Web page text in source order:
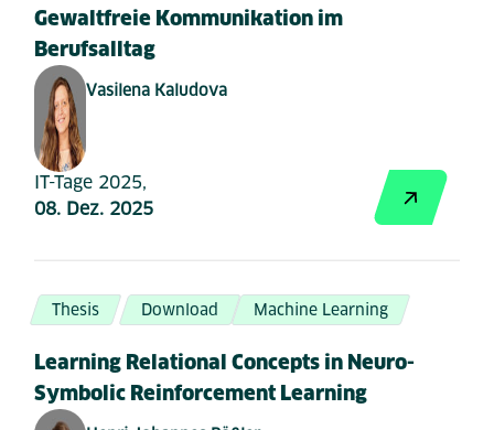
Gewaltfreie Kommunikation im
Berufsalltag
Vasilena Kaludova
IT-Tage 2025,
08. Dez. 2025
Thesis Download Machine Learning
Learning Relational Concepts in Neuro-
Symbolic Reinforcement Learning